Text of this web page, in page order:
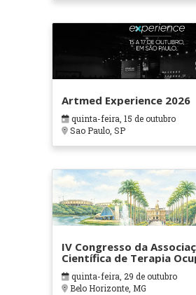
Artmed Experience 2026
quinta-feira, 15 de outubro
Sao Paulo, SP
IV Congresso da
Científica de Terapia
em Contextos
Cuidados Paliativos -
quinta-feira, 29 de outubro
Belo Horizonte, MG